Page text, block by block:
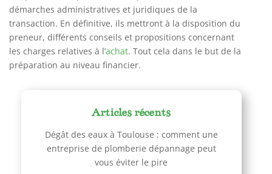
démarches administratives et juridiques de la
transaction. En définitive, ils mettront à la disposition du
preneur, différents conseils et propositions concernant
les charges relatives à l’achat. Tout cela dans le but de la
préparation au niveau financier.
Articles récents
Dégât des eaux à Toulouse : comment une
entreprise de plomberie dépannage peut
vous éviter le pire